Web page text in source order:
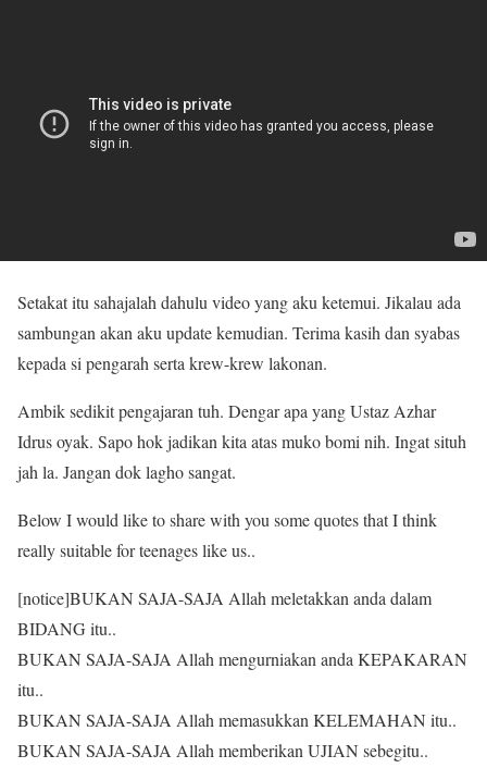
Setakat itu sahajalah dahulu video yang aku ketemui. Jikalau ada
sambungan akan aku update kemudian. Terima kasih dan syabas
kepada si pengarah serta krew-krew lakonan.
Ambik sedikit pengajaran tuh. Dengar apa yang Ustaz Azhar
Idrus oyak. Sapo hok jadikan kita atas muko bomi nih. Ingat situh
jah la. Jangan dok lagho sangat.
Below I would like to share with you some quotes that I think
really suitable for teenages like us..
[notice]BUKAN SAJA-SAJA Allah meletakkan anda dalam
BIDANG itu..
BUKAN SAJA-SAJA Allah mengurniakan anda KEPAKARAN
itu..
BUKAN SAJA-SAJA Allah memasukkan KELEMAHAN itu..
BUKAN SAJA-SAJA Allah memberikan UJIAN sebegitu..